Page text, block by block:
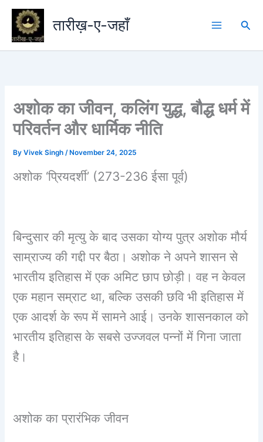
Skip
content
तारीख़-ए-जहाँ
अशोक का जीवन, कलिंग युद्ध, बौद्ध धर्म में
परिवर्तन और धार्मिक नीति
ByVivek Singh/ November 24, 2025
अशोक ‘प्रियदर्शी’ (273-236 ईसा पूर्व)
बिन्दुसार की मृत्यु के बाद उसका योग्य पुत्र अशोक मौर्य
साम्राज्य की गद्दी पर बैठा। अशोक ने अपने शासन से
भारतीय इतिहास में एक अमिट छाप छोड़ी। वह न केवल
एक महान सम्राट था, बल्कि उसकी छवि भी इतिहास में
एक आदर्श के रूप में सामने आई। उनके शासनकाल को
भारतीय इतिहास के सबसे उज्जवल पन्नों में गिना जाता
है।
अशोककाप्रारंभिक जीवन